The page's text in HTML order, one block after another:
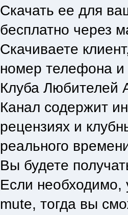
Скачать ее для
бесплатно через
Скачиваете
номер телефона
Клуба Любителей
Канал содержит
рецензиях и
реального
Вы будете
Если необходимо,
mute, тогда вы